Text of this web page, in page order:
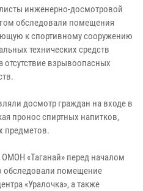
инженерно-досмотровой
обследовали помещения
к спортивному сооружению
технических средств
отсутствие взрывоопасных
досмотр граждан на входе в
пронос спиртных напитков,
предметов.
ОМОН «Таганай» перед началом
обследовали помещение
«Уралочка», а также